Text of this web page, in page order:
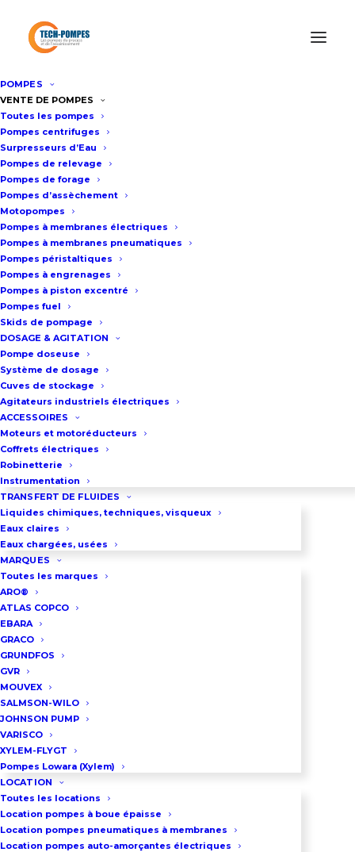
POMPES
VENTE DE POMPES
Toutes les pompes
Pompes centrifuges
Surpresseurs d’Eau
Pompes de relevage
Pompes de forage
Pompes d’assèchement
Motopompes
Pompes à membranes électriques
Pompes à membranes pneumatiques
Pompes péristaltiques
Pompes à engrenages
Pompes à piston excentré
Pompes fuel
Skids de pompage
DOSAGE & AGITATION
Pompe doseuse
Système de dosage
Cuves de stockage
Agitateurs industriels électriques
ACCESSOIRES
Moteurs et motoréducteurs
Coffrets électriques
Robinetterie
Instrumentation
TRANSFERT DE FLUIDES
Liquides chimiques, techniques, visqueux
Eaux claires
Eaux chargées, usées
MARQUES
Toutes les marques
ARO®
ATLAS COPCO
EBARA
GRACO
GRUNDFOS
GVR
MOUVEX
SALMSON-WILO
JOHNSON PUMP
VARISCO
XYLEM-FLYGT
Pompes Lowara (Xylem)
LOCATION
Toutes les locations
Location pompes à boue épaisse
Location pompes pneumatiques à membranes
Location pompes auto-amorçantes électriques
Accueil /Tous les produits
HVL4.015
Hydrovar LOWARA (XYLEM)
HVL4.015
Fiche technique
Hydrovar est le variateur de
fréquence Lowara destiné à la
variation de vitesse des pompes
centrifuges de surface. Il peut être
embarqué sur le moteur de la
pompe ou installé en position
murale.
Hydrovar permet, par
l’intermédiaire d’un capteur, de
faire fonctionner les pompes
Lowara en maintien de pression
ou maintien de niveau ou
Tension : 380-460±15%
Fréquence de sortie : 15 à 70 Hz
Courant de démarrage plus faible
Réduction du stress mécanique
Flexibilité de fonctionnement
Niveaux de bruit réduits